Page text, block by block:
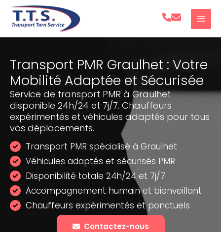
Aller
Transport PMR Graulhet : Votre
Mobilité Adaptée et Sécurisée
Service de transport PMR à Graulhet
disponible 24h/24 et 7j/7. Chauffeurs
expérimentés et véhicules adaptés pour tous
vos déplacements.
Transport PMR spécialisé à Graulhet
Véhicules adaptés et sécurisés PMR
Disponibilité totale 24h/24 et 7j/7
Accompagnement humain et bienveillant
Chauffeurs expérimentés et ponctuels
Contactez-nous